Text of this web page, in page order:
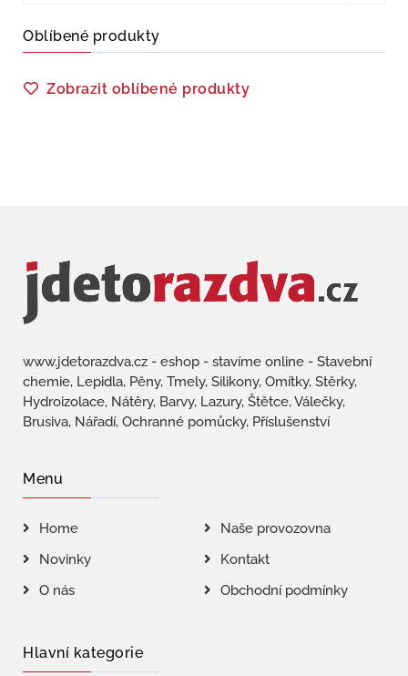
Oblíbené produkty
Zobrazit oblíbené produkty
www.jdetorazdva.cz - eshop - stavíme online - Stavební
chemie, Lepidla, Pěny, Tmely, Silikony, Omítky, Stěrky,
Hydroizolace, Nátěry, Barvy, Lazury, Štětce, Válečky,
Brusiva, Nářadí, Ochranné pomůcky, Příslušenství
Menu
Home
Naše provozovna
Novinky
Kontakt
O nás
Obchodní podmínky
Hlavní kategorie